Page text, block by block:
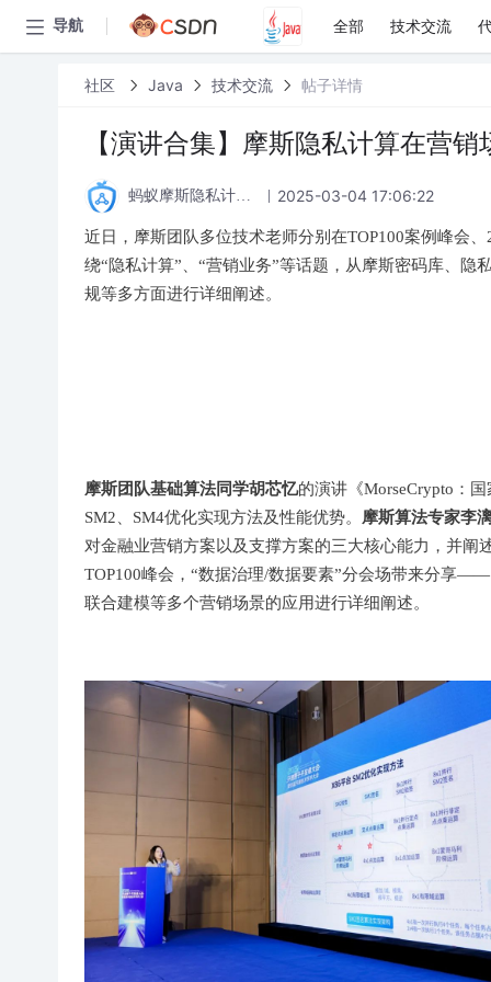
导航 全部 技术交流
社区 Java 技术交流 帖子详情
【演讲合集】摩斯隐私计算在营
蚂蚁摩斯隐私计算论坛 2025-03-04 17:06:22
近日，摩斯团队多位技术老师分别在TOP100案例峰会
绕“隐私计算”、“营销业务”等话题，从摩斯密码库、
规等多方面进行详细阐述。
摩斯团队基础算法同学胡芯忆的演讲《MorseCrypto：
SM2、SM4优化实现方法及性能优势。 摩斯算法专家李
对金融业营销方案以及支撑方案的三大核心能力，并阐
TOP100峰会，“数据治理/数据要素”分会场带来分享
联合建模等多个营销场景的应用进行详细阐述。